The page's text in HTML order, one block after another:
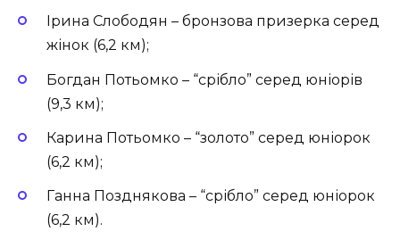
Ірина Слободян – бронзова призерка серед
жінок (6,2 км);
Богдан Потьомко – “срібло” серед юніорів
(9,3 км);
Карина Потьомко – “золото” серед юніорок
(6,2 км);
Ганна Позднякова – “срібло” серед юніорок
(6,2 км).